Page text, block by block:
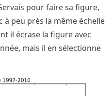
pour faire sa figure,
à peu près la même échelle
il écrase la figure avec
mais il en sélectionne